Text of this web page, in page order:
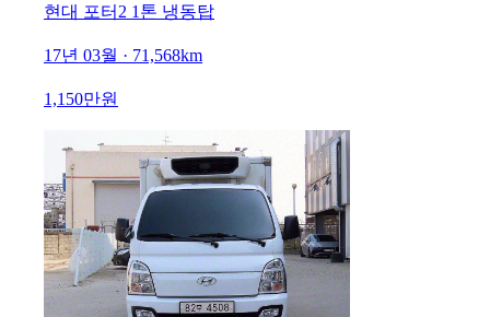
현대 포터2 1톤 냉동탑
17년 03월 · 71,568km
1,150만원